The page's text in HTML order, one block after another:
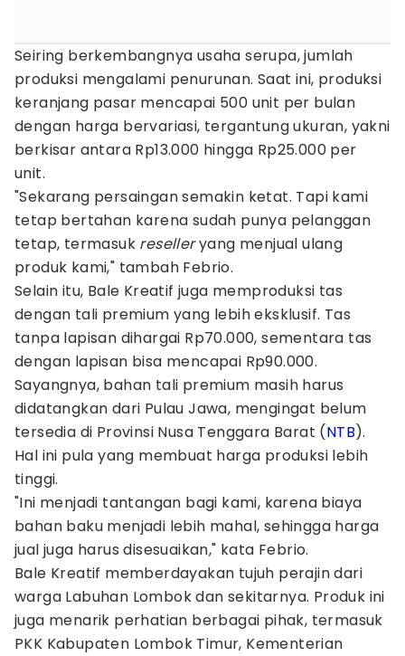
Seiring berkembangnya usaha serupa, jumlah
produksi mengalami penurunan. Saat ini, produksi
keranjang pasar mencapai 500 unit per bulan
dengan harga bervariasi, tergantung ukuran, yakni
berkisar antara Rp13.000 hingga Rp25.000 per
unit.
"Sekarang persaingan semakin ketat. Tapi kami
tetap bertahan karena sudah punya pelanggan
tetap, termasuk reselleryang menjual ulang
produk kami," tambah Febrio.
Selain itu, Bale Kreatif juga memproduksi tas
dengan tali premium yang lebih eksklusif. Tas
tanpa lapisan dihargai Rp70.000, sementara tas
dengan lapisan bisa mencapai Rp90.000.
Sayangnya, bahan tali premium masih harus
didatangkan dari Pulau Jawa, mengingat belum
tersedia di Provinsi Nusa Tenggara Barat (NTB).
Hal ini pula yang membuat harga produksi lebih
tinggi.
"Ini menjadi tantangan bagi kami, karena biaya
bahan baku menjadi lebih mahal, sehingga harga
jual juga harus disesuaikan," kata Febrio.
Bale Kreatif memberdayakan tujuh perajin dari
warga Labuhan Lombok dan sekitarnya. Produk ini
juga menarik perhatian berbagai pihak, termasuk
PKK Kabupaten Lombok Timur, Kementerian